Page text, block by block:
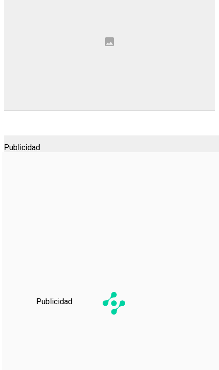
Publicidad
Publicidad